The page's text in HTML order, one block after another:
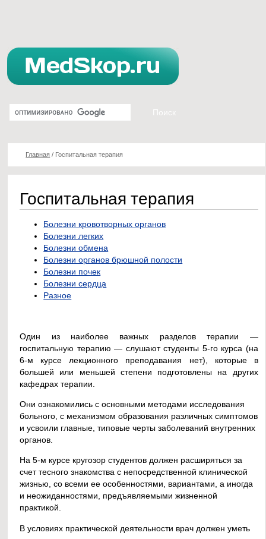
Главная / Госпитальная терапия
Госпитальная терапия
Болезни кровотворных органов
Болезни легких
Болезни обмена
Болезни органов брюшной полости
Болезни почек
Болезни сердца
Разное
Один из наиболее важных разделов терапии —
госпитальную терапию — слушают студенты 5-го курса (на
6-м курсе лекционного преподавания нет), которые в
большей или меньшей степени подготовлены на других
кафедрах терапии.
Они ознакомились с основными методами исследования
больного, с механизмом образования различных симптомов
и усвоили главные, типовые черты заболеваний внутренних
органов.
На 5-м курсе кругозор студентов должен расширяться за
счет тесного знакомства с непосредственной клинической
жизнью, со всеми ее особенностями, вариантами, а иногда
и неожиданностями, предъявляемыми жизненной
практикой.
В условиях практической деятельности врач должен уметь